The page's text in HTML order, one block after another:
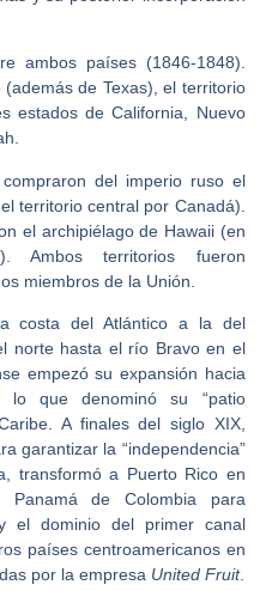
ambos países (1846-1848).
de Texas), el territorio
estados de California, Nuevo
del imperio ruso el
territorio central por Canadá).
el archipiélago de Hawaii (en
Ambos territorios fueron
miembros de la Unión.
costa del Atlántico a la del
norte hasta el río Bravo en el
empezó su expansión hacia
lo que denominó su “patio
A finales del siglo XIX,
garantizar la “independencia”
transformó a Puerto Rico en
Panamá de Colombia para
el dominio del primer canal
países centroamericanos en
por la empresa United Fruit.